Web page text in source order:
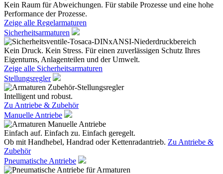
Kein Raum für Abweichungen. Für stabile Prozesse und eine hohe
Performance der Prozesse.
Zeige alle Regelarmaturen
Sicherheitsarmaturen
Kein Druck. Kein Stress. Für einen zuverlässigen Schutz Ihres
Eigentums, Anlagenteilen und der Umwelt.
Zeige alle Sicherheitsarmaturen
Stellungsregler
Intelligent und robust.
Zu Antriebe & Zubehör
Manuelle Antriebe
Einfach auf. Einfach zu. Einfach geregelt.
Ob mit Handhebel, Handrad oder Kettenradantrieb. Zu Antriebe &
Zubehör
Pneumatische Antriebe